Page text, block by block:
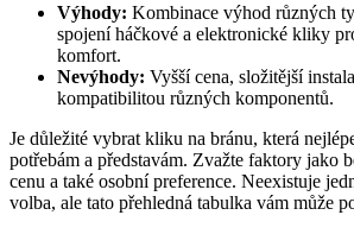
Výhody: ‌Kombinace ​výhod ​různých
spojení háčkové a elektronické kliky
komfort.
Nevýhody: Vyšší cena, složitější
kompatibilitou‌ různých komponentů.
Je důležité vybrat kliku‌ na bránu,‌ která
potřebám a představám. Zvažte faktory jako
cenu a také⁤ osobní preference. Neexistuje
volba, ale tato přehledná tabulka vám může